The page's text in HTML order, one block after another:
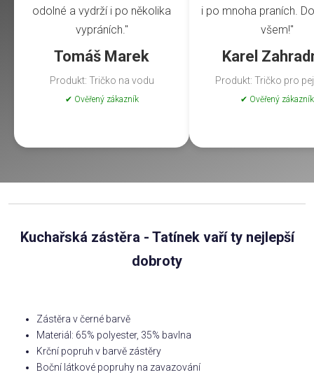
odolné a vydrží i po několika
vypráních."
Tomáš Marek
Produkt: Tričko na vodu
✔ Ověřený zákazník
i po mnoha praních.
všem!"
Karel
Produkt: Tričko pro
✔ Ověřený zákazník
Kuchařská zástěra - Tatínek vaří ty nejlepší
dobroty
Zástěra v černé barvě
Materiál: 65% polyester, 35% bavlna
Krční popruh v barvě zástěry
Boční látkové popruhy na zavazování